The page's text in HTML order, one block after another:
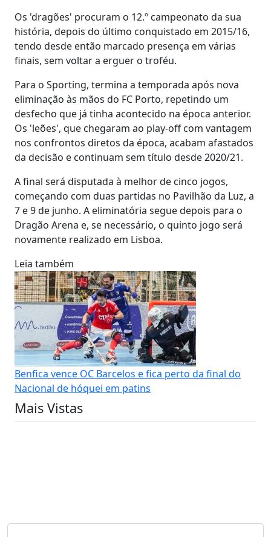
Os 'dragões' procuram o 12.º campeonato da sua
história, depois do último conquistado em 2015/16,
tendo desde então marcado presença em várias
finais, sem voltar a erguer o troféu.
Para o Sporting, termina a temporada após nova
eliminação às mãos do FC Porto, repetindo um
desfecho que já tinha acontecido na época anterior.
Os 'leões', que chegaram ao play-off com vantagem
nos confrontos diretos da época, acabam afastados
da decisão e continuam sem título desde 2020/21.
A final será disputada à melhor de cinco jogos,
começando com duas partidas no Pavilhão da Luz, a
7 e 9 de junho. A eliminatória segue depois para o
Dragão Arena e, se necessário, o quinto jogo será
novamente realizado em Lisboa.
Leia também
Benfica vence OC Barcelos e fica perto da final do
Nacional de hóquei em patins
Mais Vistas